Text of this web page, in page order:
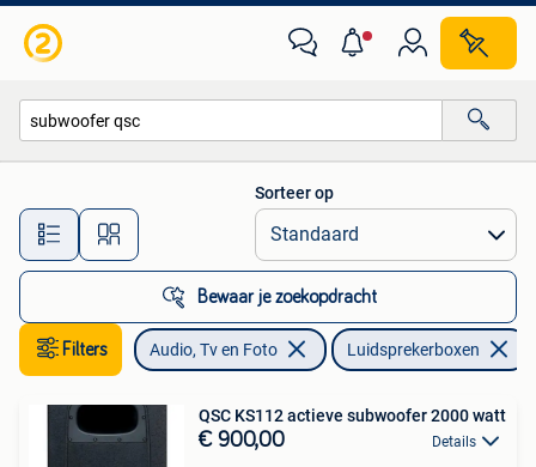
Alle afstanden…
Sorteer op
Bewaar je zoekopdracht
Filters Audio, Tv en Foto Luidsprekerboxen
QSC KS112 actieve subwoofer 2000 watt
€ 900,00 Details